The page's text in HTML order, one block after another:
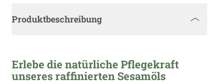
Produktbeschreibung
Erlebe die natürliche Pflegekraft
unseres raffinierten Sesamöls